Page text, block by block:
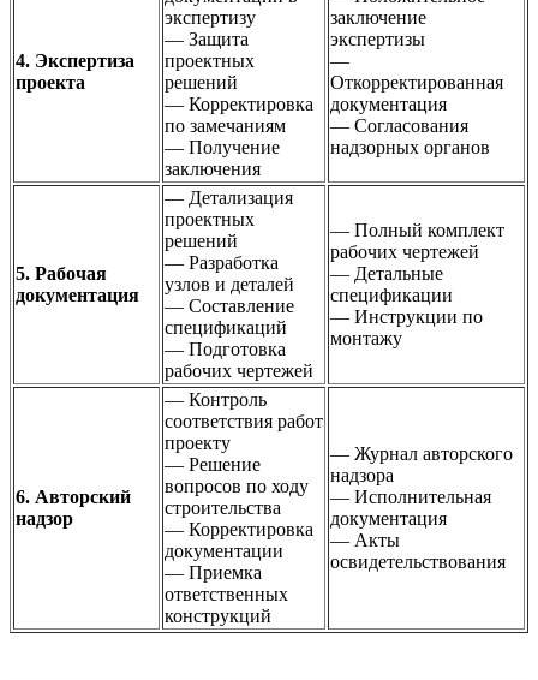
4. Экспертиза
проекта
экспертизу
— Защита
проектных
решений
— Корректировка
по замечаниям
— Получение
заключения
заключение
экспертизы
—
Откорректированная
документация
— Согласования
надзорных органов
5. Рабочая
документация
— Детализация
проектных
решений
— Разработка
узлов и деталей
— Составление
спецификаций
— Подготовка
рабочих чертежей
— Полный комплект
рабочих чертежей
— Детальные
спецификации
— Инструкции по
монтажу
6. Авторский
надзор
— Контроль
соответствия работ
проекту
— Решение
вопросов по ходу
строительства
— Корректировка
документации
— Приемка
ответственных
конструкций
— Журнал авторского
надзора
— Исполнительная
документация
— Акты
освидетельствования